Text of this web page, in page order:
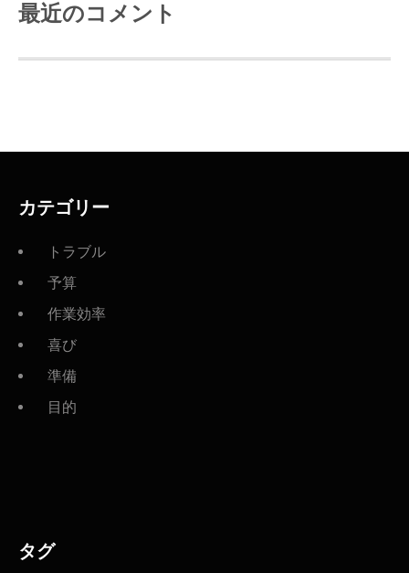
最近のコメント
カテゴリー
トラブル
予算
作業効率
喜び
準備
目的
タグ